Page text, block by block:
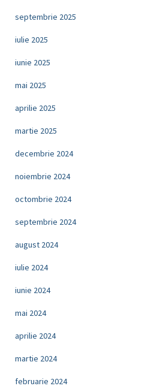
septembrie 2025
iulie 2025
iunie 2025
mai 2025
aprilie 2025
martie 2025
decembrie 2024
noiembrie 2024
octombrie 2024
septembrie 2024
august 2024
iulie 2024
iunie 2024
mai 2024
aprilie 2024
martie 2024
februarie 2024